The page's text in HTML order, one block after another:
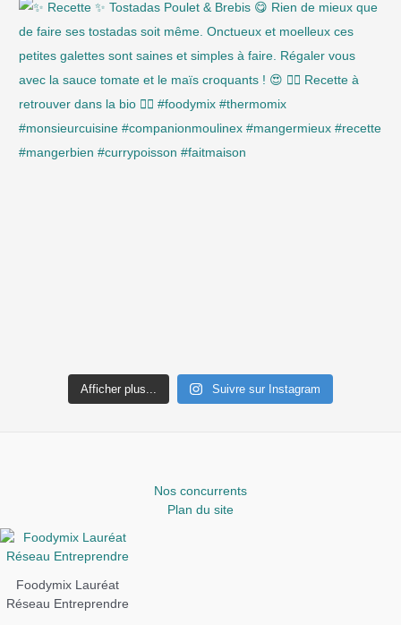
Afficher plus... Suivre sur Instagram
Nos concurrents
Plan du site
Foodymix Lauréat
Réseau Entreprendre